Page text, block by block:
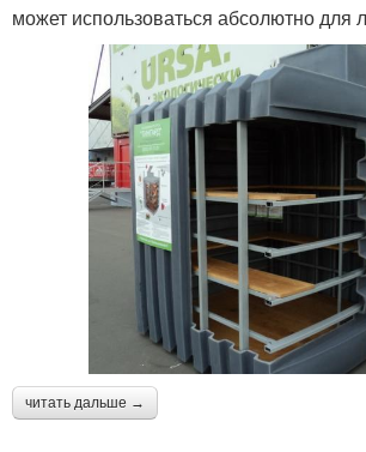
может использоваться абсолютно для
читать дальше →